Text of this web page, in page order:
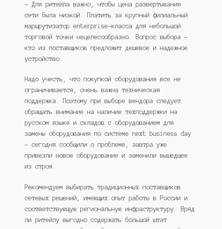
– Для ритейла важно, чтобы цена развертывания
сети была низкой. Платить за крупный филиальный
маршрутизатор enterprise-класса для небольшой
торговой точки нецелесообразно. Вопрос выбора –
кто из поставщиков предложит дешевое и надежное
устройство.
Надо учесть, что покупкой оборудования все не
ограничивается, очень важна техническая
поддержка. Поэтому при выборе вендора следует
обращать внимание на наличие техподдержки на
русском языке и складов с оборудованием для
замены оборудования по системе next business day
– сегодня сообщили о проблеме, завтра уже
привезли новое оборудование и заменили вышедшее
из строя.
Рекомендуем выбирать традиционных поставщиков
сетевых решений, имеющих опыт работы в России и
соответствующую региональную инфраструктуру. Вряд
ли ритейлу выгодно содержать большой штат